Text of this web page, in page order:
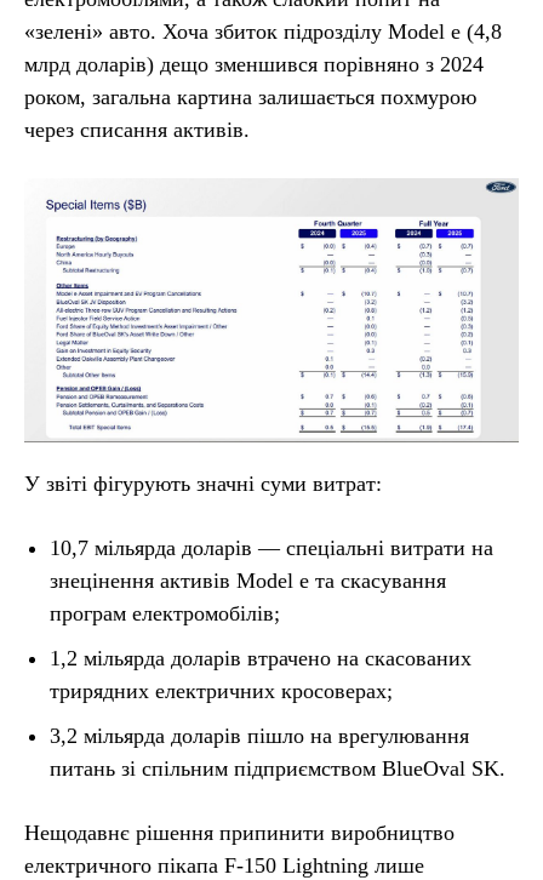
«зелені» авто. Хоча збиток підрозділу Model e (4,8
млрд доларів) дещо зменшився порівняно з 2024
роком, загальна картина залишається похмурою
через списання активів.
У звіті фігурують значні суми витрат:
10,7 мільярда доларів — спеціальні витрати на
знецінення активів Model e та скасування
програм електромобілів;
1,2 мільярда доларів втрачено на скасованих
трирядних електричних кросоверах;
3,2 мільярда доларів пішло на врегулювання
питань зі спільним підприємством BlueOval SK.
Нещодавнє рішення припинити виробництво
електричного пікапа F-150 Lightning лише